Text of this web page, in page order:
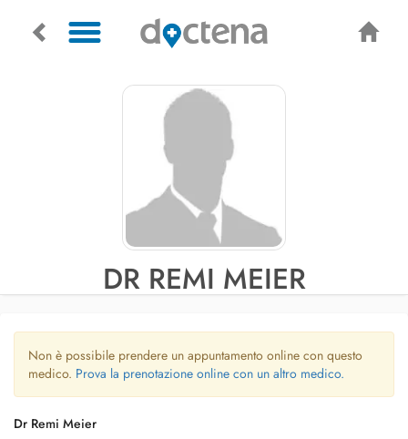
DR REMI MEIER
Non è possibile prendere un appuntamento online con questo
medico. Prova la prenotazione online con un altro medico.
Dr Remi Meier